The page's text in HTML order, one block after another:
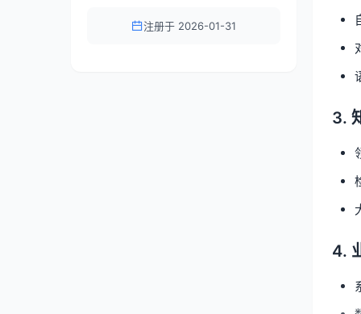
注册于 2026-01-31
3.
4.